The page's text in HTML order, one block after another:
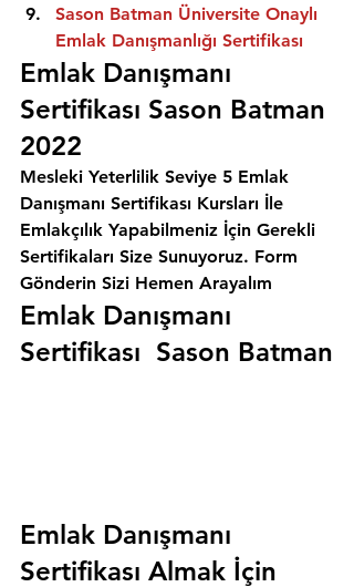
Sason Batman Üniversite Onaylı
Emlak Danışmanlığı Sertifikası
Emlak Danışmanı
Sertifikası Sason Batman
2022
Mesleki Yeterlilik Seviye 5 Emlak
Danışmanı Sertifikası Kursları İle
Emlakçılık Yapabilmeniz İçin Gerekli
Sertifikaları Size Sunuyoruz. Form
Gönderin Sizi Hemen Arayalım
Emlak Danışmanı
Sertifikası  Sason Batman
Emlak Danışmanı
Sertifikası Almak İçin